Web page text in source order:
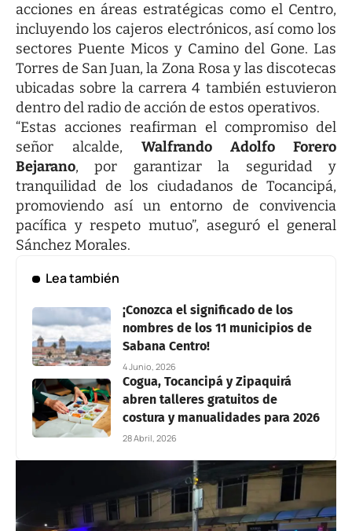
acciones en áreas estratégicas como el Centro,
incluyendo los cajeros electrónicos, así como los
sectores Puente Micos y Camino del Gone. Las
Torres de San Juan, la Zona Rosa y las discotecas
ubicadas sobre la carrera 4 también estuvieron
dentro del radio de acción de estos operativos.
“Estas acciones reafirman el compromiso del
señor alcalde, Walfrando Adolfo Forero
Bejarano, por garantizar la seguridad y
tranquilidad de los ciudadanos de Tocancipá,
promoviendo así un entorno de convivencia
pacífica y respeto mutuo”, aseguró el general
Sánchez Morales.
Lea también
¡Conozca el significado de los
nombres de los 11 municipios de
Sabana Centro!
4 Junio, 2026
Cogua, Tocancipá y Zipaquirá
abren talleres gratuitos de
costura y manualidades para 2026
28 Abril, 2026